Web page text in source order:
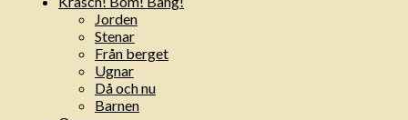
Jorden
Stenar
Från berget
Ugnar
Då och nu
Barnen